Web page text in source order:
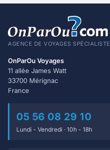
AGENCE DE VOYAGES
OnParOu Voyages
11 allée James Watt
33700 Mérignac
France
05 56 08 29 10
Lundi - Vendredi · 10h - 18h